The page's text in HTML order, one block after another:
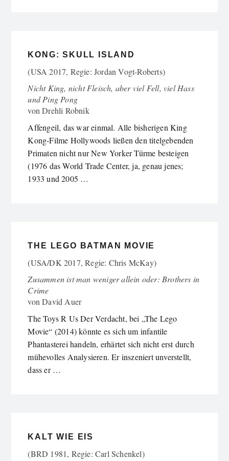
KONG: SKULL ISLAND
(USA 2017, Regie: Jordan Vogt-Roberts)
Nicht King, nicht Fleisch, aber viel Fell, viel Hass
und Ping Pong
vonDrehli Robnik
Affengeil, das war einmal. Alle bisherigen King
Kong-Filme Hollywoods ließen den titelgebenden
Primaten nicht nur New Yorker Türme besteigen
(1976 das World Trade Center, ja, genau jenes;
1933 und 2005 …
THE LEGO BATMAN MOVIE
(USA/DK 2017, Regie: Chris McKay)
Zusammen ist man weniger allein oder: Brothers in
Crime
vonDavid Auer
The Toys R Us Der Verdacht, bei „The Lego
Movie“ (2014) könnte es sich um infantile
Phantasterei handeln, erhärtet sich nicht erst durch
mühevolles Analysieren. Er inszeniert unverstellt,
dass er …
KALT WIE EIS
(BRD 1981, Regie: Carl Schenkel)